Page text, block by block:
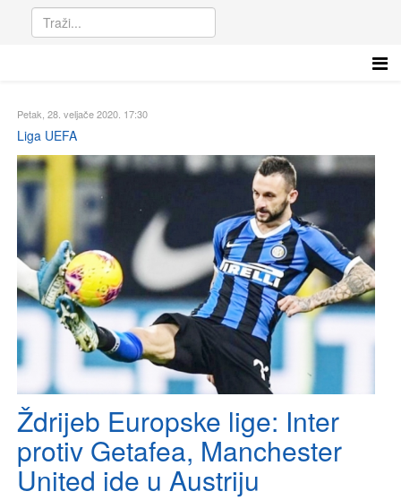
Petak, 28. veljače 2020. 17:30
Liga UEFA
Ždrijeb Europske lige: Inter
protiv Getafea, Manchester
United ide u Austriju